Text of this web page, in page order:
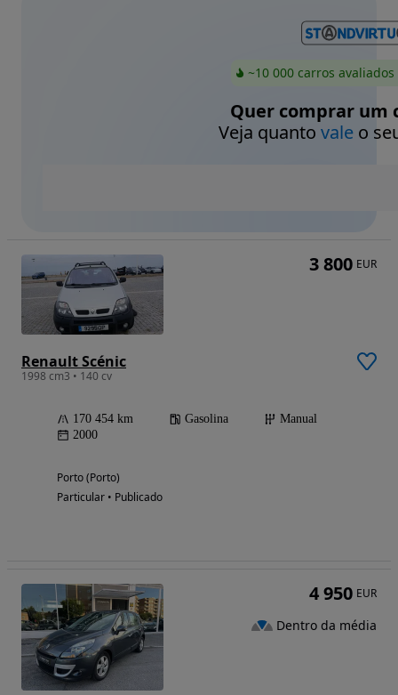
~10 000 carros
Quer comprar um
Veja quanto valeo
Renault Scénic
1998 cm3 • 140 cv
170 454 km Gasolina
Manual
2000
Porto (Porto)
Particular • Publicado
3 800 EUR
4 950 EUR
Dentro da média